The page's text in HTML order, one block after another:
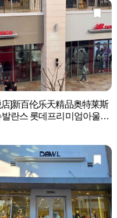
店]新百伦乐天精品奥特莱斯
란스 롯데프리미엄아울렛